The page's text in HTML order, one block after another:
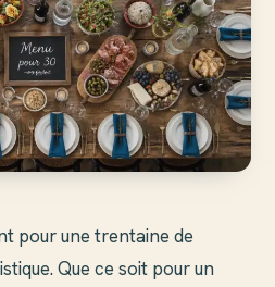
pour une trentaine de
Que ce soit pour un